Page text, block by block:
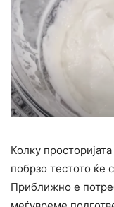
Колку
побрзо тестото ќе
Приближно е